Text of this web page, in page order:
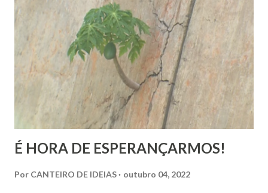
sentimentos derivados de experiências específicas, onde se
pode compreender o alcance das emoções. Já a felicidade…
Ah, esta corresponde a um ideal de inspiração, como se,
figurativamente, estivéssemos diante da linha de chegada
de uma competição esportiva ou o ápice de uma monta...
É HORA DE ESPERANÇARMOS!
Por CANTEIRO DE IDEIAS outubro 04, 2022